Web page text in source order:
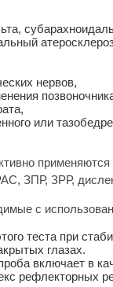
нервов,
или
применяются
ЗПР, ЗРР,
с
теста при
глазах.
включает в
рефлекторных